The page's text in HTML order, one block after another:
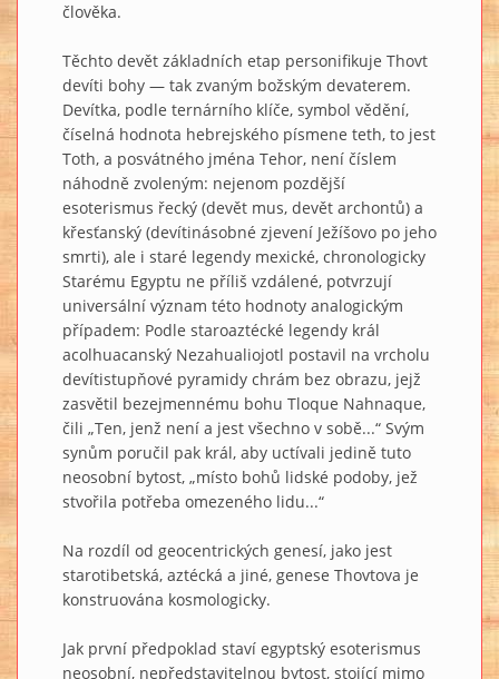
člověka.
Těchto devět základních etap personifikuje Thovt
devíti bohy — tak zvaným božským devaterem.
Devítka, podle ternárního klíče, symbol vědění,
číselná hodnota hebrejského písmene teth, to jest
Toth, a posvátného jména Tehor, není číslem
náhodně zvoleným: nejenom pozdější
esoterismus řecký (devět mus, devět archontů) a
křesťanský (devítinásobné zjevení Ježíšovo po jeho
smrti), ale i staré legendy mexické, chronologicky
Starému Egyptu ne příliš vzdálené, potvrzují
universální význam této hodnoty analogickým
případem: Podle staroaztécké legendy král
acolhuacanský Nezahualiojotl postavil na vrcholu
devítistupňové pyramidy chrám bez obrazu, jejž
zasvětil bezejmennému bohu Tloque Nahnaque,
čili „Ten, jenž není a jest všechno v sobě...“ Svým
synům poručil pak král, aby uctívali jedině tuto
neosobní bytost, „místo bohů lidské podoby, jež
stvořila potřeba omezeného lidu...“
Na rozdíl od geocentrických genesí, jako jest
starotibetská, aztécká a jiné, genese Thovtova je
konstruována kosmologicky.
Jak první předpoklad staví egyptský esoterismus
neosobní, nepředstavitelnou bytost, stojící mimo